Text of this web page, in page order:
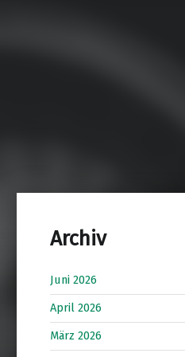
Archiv
Juni 2026
April 2026
März 2026